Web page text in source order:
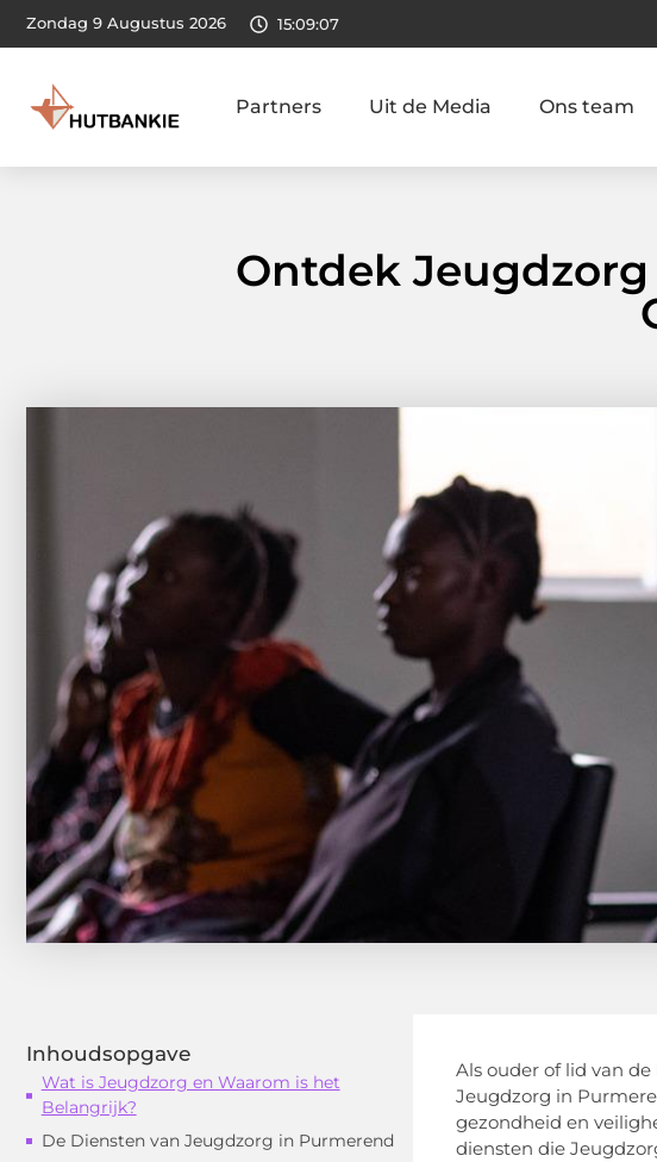
Zondag 9 Augustus 2026 15:09:09
Partners Uit de Media Ons team
Ontdek
Inhoudsopgave
Wat is Jeugdzorg en Waarom is het
Belangrijk?
De Diensten van Jeugdzorg in Purmerend
Als ouder of lid van
Jeugdzorg in
gezondheid en
diensten die